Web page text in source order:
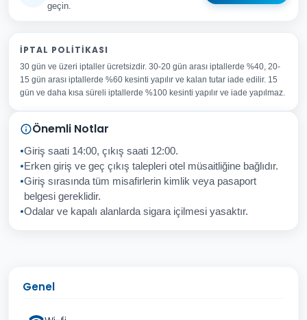
geçin.
Adınız Soyadınız
E-posta Adresiniz
Konu
Sorunuz
İptal Gönder
İPTAL POLITIKASI
30 gün ve üzeri iptaller ücretsizdir. 30-20 gün arası iptallerde %40, 20-
15 gün arası iptallerde %60 kesinti yapılır ve kalan tutar iade edilir. 15
gün ve daha kısa süreli iptallerde %100 kesinti yapılır ve iade yapılmaz.
Önemli Notlar
Giriş saati 14:00, çıkış saati 12:00.
Erken giriş ve geç çıkış talepleri otel müsaitliğine bağlıdır.
Giriş sırasında tüm misafirlerin kimlik veya pasaport
belgesi gereklidir.
Odalar ve kapalı alanlarda sigara içilmesi yasaktır.
Genel